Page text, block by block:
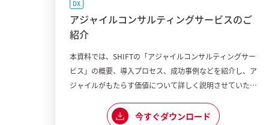
DX
アジャイルコンサルティングサービスのご
紹介
本資料では、SHIFTの「アジャイルコンサルティングサー
ビス」の概要、導入プロセス、成功事例などを紹介し、ア
ジャイルがもたらす価値について詳しく説明させていただ
今すぐダウンロード